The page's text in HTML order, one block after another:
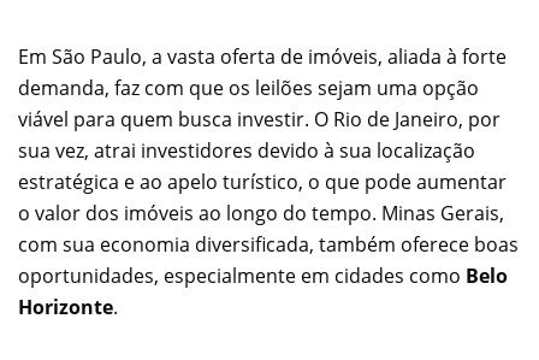
Em São Paulo, a vasta oferta de imóveis, aliada à forte
demanda, faz com que os leilões sejam uma opção
viável para quem busca investir. O Rio de Janeiro, por
sua vez, atrai investidores devido à sua localização
estratégica e ao apelo turístico, o que pode aumentar
o valor dos imóveis ao longo do tempo. Minas Gerais,
com sua economia diversificada, também oferece boas
oportunidades, especialmente em cidades como Belo
Horizonte.